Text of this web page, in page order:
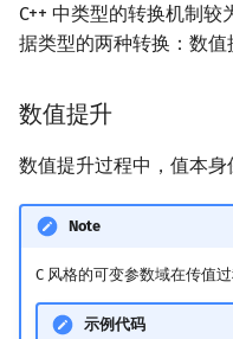
C++ 中类型的转换机制
据类型的两种转换：数值
数值提升
数值提升过程中，值本身
Note
C 风格的可变参数域在传值
示例代码